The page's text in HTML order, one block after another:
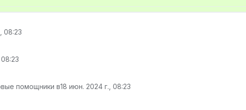
08:23
помощники в18 июн. 2024 г., 08:23